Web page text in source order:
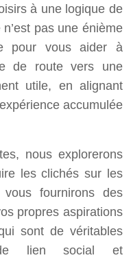
à une logique de
pas une énième
pour vous aider à
de route vers une
utile, en alignant
accumulée
nous explorerons
les clichés sur les
fournirons des
propres aspirations
sont de véritables
lien social et